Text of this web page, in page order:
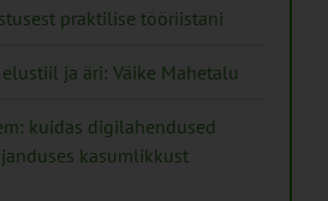
praktilise tööriistani
ja äri: Väike Mahetalu
kuidas digilahendused
kasumlikkust